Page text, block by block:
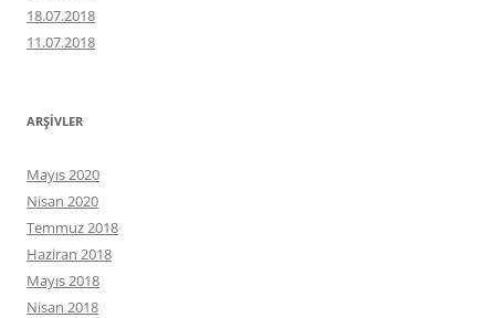
18.07.2018
11.07.2018
ARŞIVLER
Mayıs 2020
Nisan 2020
Temmuz 2018
Haziran 2018
Mayıs 2018
Nisan 2018